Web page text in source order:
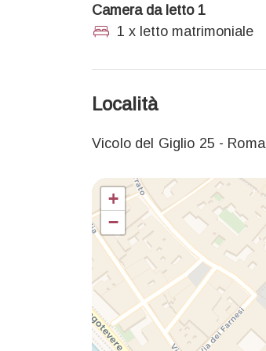
Camera da letto 1
1 x letto matrimoniale
Località
Vicolo del Giglio 25 - Roma
+
−